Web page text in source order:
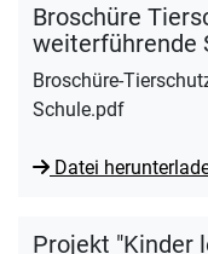
Broschüre
weiterführende
Broschüre-
Schule.pdf
Datei
Projekt "Kinder